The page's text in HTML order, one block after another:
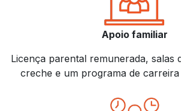
Apoio familiar
Licença parental remunerada, salas
creche e um programa de